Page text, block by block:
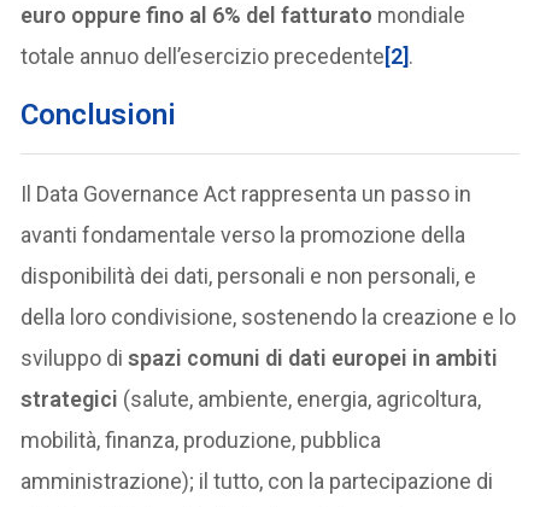
euro oppure fino al 6% del fatturato mondiale
totale annuo dell’esercizio precedente[2].
Conclusioni
Il Data Governance Act rappresenta un passo in
avanti fondamentale verso la promozione della
disponibilità dei dati, personali e non personali, e
della loro condivisione, sostenendo la creazione e lo
sviluppo dispazi comuni di dati europei in ambiti
strategici (salute, ambiente, energia, agricoltura,
mobilità, finanza, produzione, pubblica
amministrazione); il tutto, con la partecipazione di